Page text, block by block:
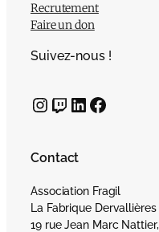
Recrutement
Faire un don
Suivez-nous !
InstagramTwitch LinkedIn Facebook
Contact
Association Fragil
La Fabrique Dervallières
19 rue Jean Marc Nattier,